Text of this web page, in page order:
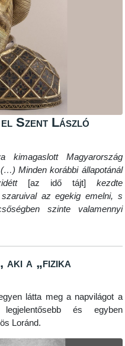
Szent László
kimagaslott Magyarország
Minden korábbi állapotánál
[az idő tájt]
kezdte
az egekig emelni, s
szinte valamennyi
aki a „fizika
látta meg a napvilágot a
és egyben
Loránd.